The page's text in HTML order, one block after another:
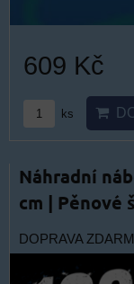
609 Kč
ks
Náhradní
cm | Pěnové
DOPRAVA